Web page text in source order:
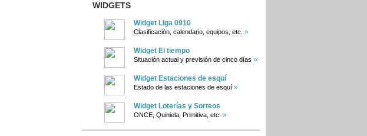
WIDGETS
Widget Liga 0910
Clasificación, calendario, equipos, etc. »
Widget El tiempo
Situación actual y previsión de cinco días »
Widget Estaciones de esquí
Estado de las estaciones de esquí »
Widget Loterías y Sorteos
ONCE, Quiniela, Primitiva, etc. »